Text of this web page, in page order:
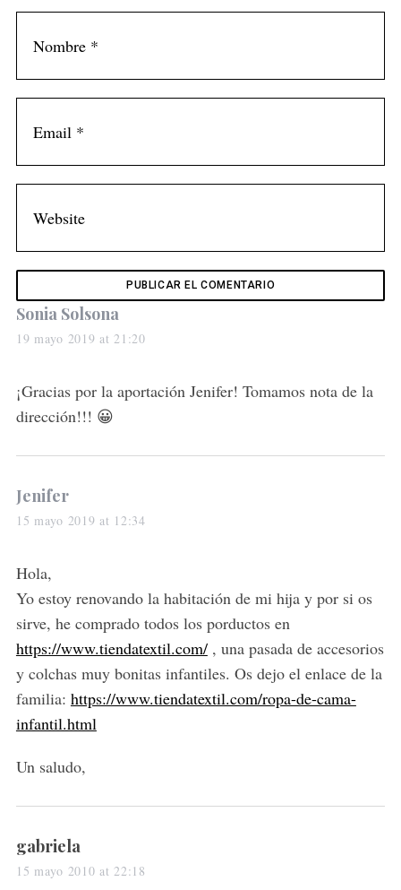
s
a
s
:
Sonia Solsona
19 mayo 2019 at 21:20
¡Gracias por la aportación Jenifer! Tomamos nota de la
dirección!!! 😀
s
a
s
:
Jenifer
15 mayo 2019 at 12:34
Hola,
Yo estoy renovando la habitación de mi hija y por si os
sirve, he comprado todos los porductos en
https://www.tiendatextil.com/, una pasada de accesorios
y colchas muy bonitas infantiles. Os dejo el enlace de la
familia: https://www.tiendatextil.com/ropa-de-cama-
infantil.html
Un saludo,
s
a
gabriela
15 mayo 2010 at 22:18